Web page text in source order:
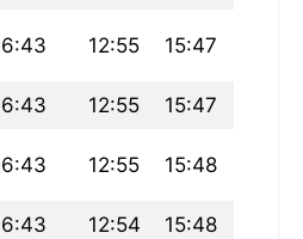
12:55 15:47
12:55 15:47
12:55 15:48
12:54 15:48